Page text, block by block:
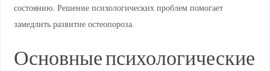
состоянию. Решение психологических проблем помогает
замедлить развитие остеопороза.
Основные психологические